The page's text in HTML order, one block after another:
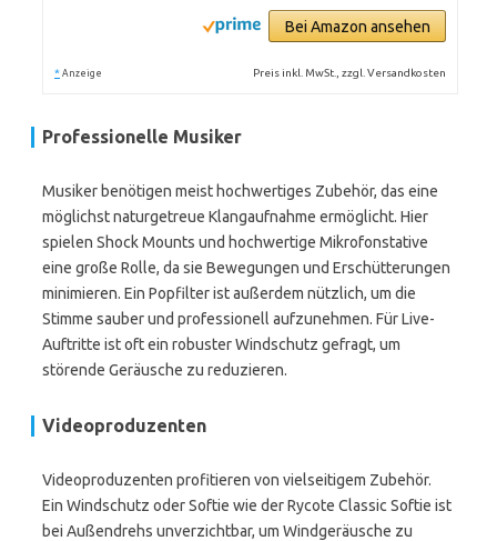
Bei Amazon ansehen
* Anzeige Preis inkl. MwSt., zzgl. Versandkosten
Professionelle Musiker
Musiker benötigen meist hochwertiges Zubehör, das eine
möglichst naturgetreue Klangaufnahme ermöglicht. Hier
spielen Shock Mounts und hochwertige Mikrofonstative
eine große Rolle, da sie Bewegungen und Erschütterungen
minimieren. Ein Popfilter ist außerdem nützlich, um die
Stimme sauber und professionell aufzunehmen. Für Live-
Auftritte ist oft ein robuster Windschutz gefragt, um
störende Geräusche zu reduzieren.
Videoproduzenten
Videoproduzenten profitieren von vielseitigem Zubehör.
Ein Windschutz oder Softie wie der Rycote Classic Softie ist
bei Außendrehs unverzichtbar, um Windgeräusche zu